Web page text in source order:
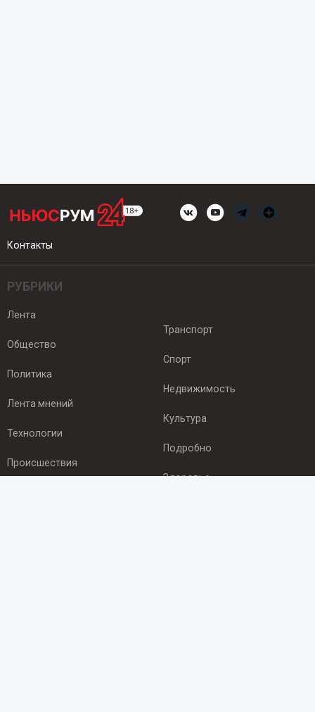
Контакты
РУБРИКИ
Лента
Общество
Политика
Лента мнений
Технологии
Происшествия
Транспорт
Спорт
Недвижимость
Культура
Подробно
Здоровье